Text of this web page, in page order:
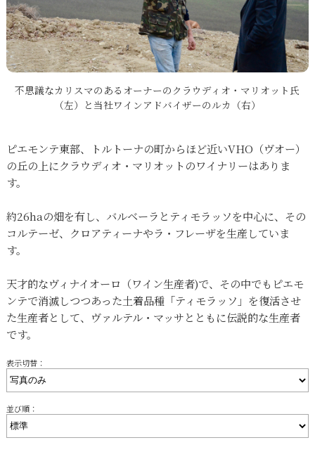
不思議なカリスマのあるオーナーのクラウディオ・マリオット氏
（左）と当社ワインアドバイザーのルカ（右）
ピエモンテ東部、トルトーナの町からほど近いVHO（ヴオー）
の丘の上にクラウディオ・マリオットのワイナリーはありま
す。
約26haの畑を有し、バルベーラとティモラッソを中心に、その
コルテーゼ、クロアティーナやラ・フレーザを生産していま
す。
天才的なヴィナイオーロ（ワイン生産者)で、その中でもピエモ
ンテで消滅しつつあった土着品種「ティモラッソ」を復活させ
た生産者として、ヴァルテル・マッサとともに伝説的な生産者
です。
表示切替：
並び順：